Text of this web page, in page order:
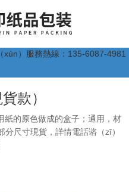
xún）服務熱線：135-6087-4981
款）
紙的原色做成的盒子；通用，材
尺寸現貨，詳情電話谘（zī）